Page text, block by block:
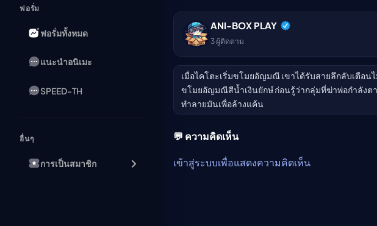
ฟอรั่ม
ฟอรั่มทั้งหมด
แนะนำอนิเมะ
SPEED-TH
อื่นๆ
การเป็นสมาชิก
ANI-BOX PLAY
3ผู้ติดตาม
เมื่อไคโตะเริ่มขโมยอัญมณี เขาได้รับสายลึกลับเตือ
ขโมยอัญมณีสีน้ำเงินยักษ์ ก่อนรู้ว่ากลุ่มที่ฆ่าพ่อกำลังต
ทำลายมันเพื่อล้างแค้น
💬 ความคิดเห็น
เข้าสู่ระบบเพื่อแสดงความคิดเห็น